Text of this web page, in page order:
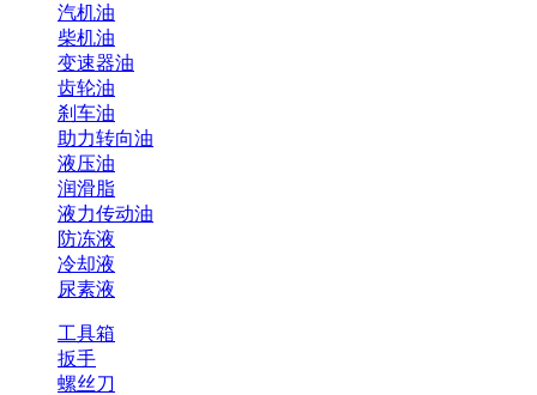
汽机油
柴机油
变速器油
齿轮油
刹车油
助力转向油
液压油
润滑脂
液力传动油
防冻液
冷却液
尿素液
工具箱
扳手
螺丝刀